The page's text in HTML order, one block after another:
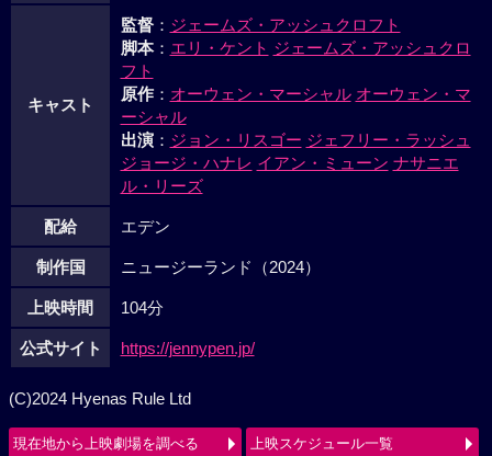
キャスト
監督： ジェームズ・アッシュクロフト
脚本： エリ・ケント ジェームズ・アッシュクロ
フト
原作： オーウェン・マーシャル オーウェン・マ
ーシャル
出演： ジョン・リスゴー ジェフリー・ラッシュ
ジョージ・ハナレ イアン・ミューン ナサニエ
ル・リーズ
配給 エデン
制作国 ニュージーランド（2024）
上映時間 104分
公式サイト https://jennypen.jp/
(C)2024 Hyenas Rule Ltd
現在地から上映劇場を調べる 上映スケジュール一覧